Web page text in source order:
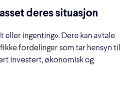
deres situasjon
eller ingenting». Dere kan avtale
fordelinger som tar hensyn til
investert, økonomisk og